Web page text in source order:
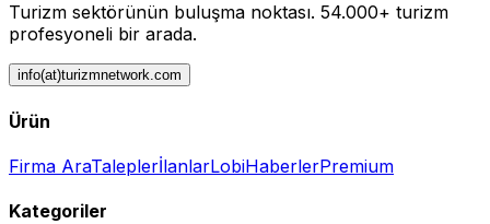
Turizm sektörünün buluşma noktası. 54.000+ turizm
profesyoneli bir arada.
info(at)turizmnetwork.com
Ürün
Firma AraTaleplerİlanlarLobiHaberlerPremium
Kategoriler